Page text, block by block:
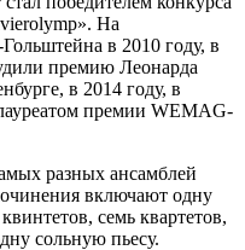
На
в 2010 году, в
премию Леонарда
в 2014 году, в
премии WEMAG-
разных ансамблей
включают одну
семь квартетов,
сольную пьесу.